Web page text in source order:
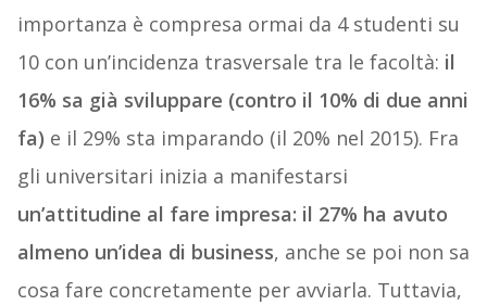
importanza è compresa ormai da 4 studenti su
10 con un’incidenza trasversale tra le facoltà: il
16% sa già sviluppare (contro il 10% di due anni
fa) e il 29% sta imparando (il 20% nel 2015). Fra
gli universitari inizia a manifestarsi
un’attitudine al fare impresa: il 27% ha avuto
almeno un’idea di business, anche se poi non sa
cosa fare concretamente per avviarla. Tuttavia,